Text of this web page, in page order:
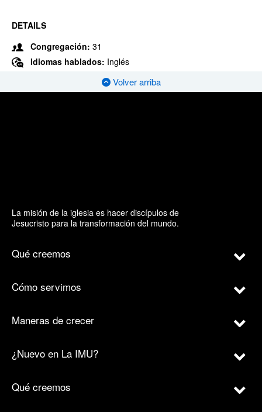
DETAILS
Congregación: 31
Idiomas hablados: Inglés
Volver arriba
La misión de la iglesia es hacer discípulos de
Jesucristo para la transformación del mundo.
Qué creemos
Cómo servimos
Maneras de crecer
¿Nuevo en La IMU?
Qué creemos